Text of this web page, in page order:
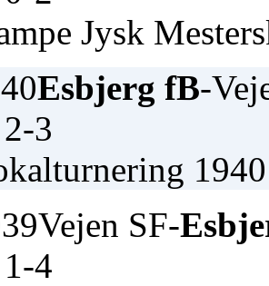
Jysk
Esbjerg fB-
3
1940
Vejen SF-
4